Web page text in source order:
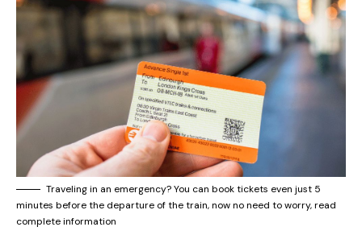
Traveling in an emergency? You can book tickets even just 5
minutes before the departure of the train, now no need to worry, read
complete information